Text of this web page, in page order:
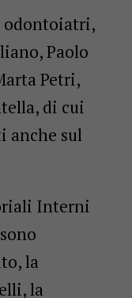
odontoiatri,
Paolo
Petri,
di cui
anche sul
Interni
la
la